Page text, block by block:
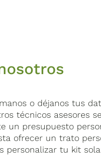
o déjanos tus
técnicos asesores
un presupuesto
ofrecer un trato
personalizar tu kit